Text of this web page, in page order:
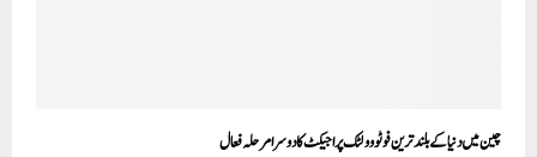
چین میں دنیا کے بلند ترین فوٹو وولٹک پراجیکٹ کا دوسرامرحلہ فعال